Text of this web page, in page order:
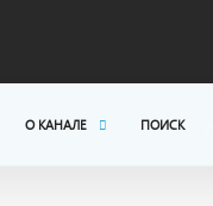
О КАНАЛЕ ПОИСК